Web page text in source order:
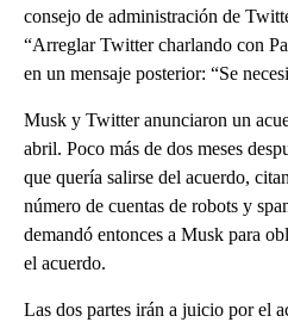
consejo de administración de
“Arreglar Twitter charlando con
en un mensaje posterior: “Se
Musk y Twitter anunciaron un
abril. Poco más de dos meses
que quería salirse del acuerdo,
número de cuentas de robots y
demandó entonces a Musk para
el acuerdo.
Las dos partes irán a juicio por el